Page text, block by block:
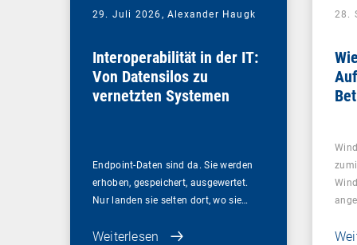
29. Juli 2026, Alexander Haugk
Interoperabilität in der IT:
Von Datensilos zu
vernetzten Systemen
Endpoint-Daten sind da. Sie werden
erhoben, gespeichert, ausgewertet.
Nur landen sie selten dort, wo sie…
Weiterlesen
28.